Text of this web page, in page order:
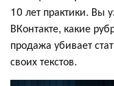
10 лет практики. Вы
ВКонтакте, какие
продажа убивает
своих текстов.